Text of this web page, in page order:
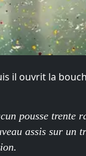
il ouvrit la
pousse trente
assis sur un